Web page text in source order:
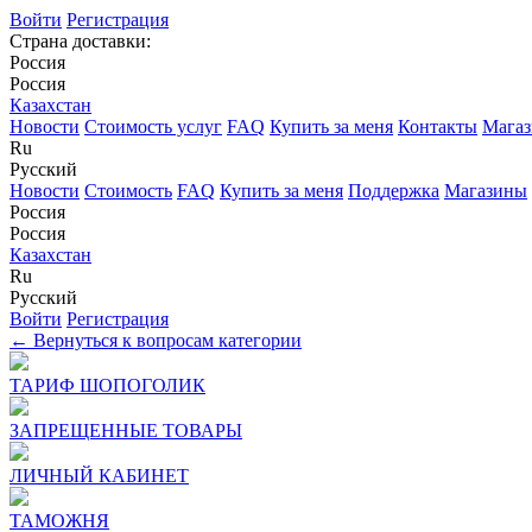
Войти Регистрация
Страна доставки:
Россия
Россия
Казахстан
Новости Стоимость услуг FAQ Купить за меня Контакты
Ru
Русский
Новости Стоимость FAQ Купить за меня Поддержка Магазины
Россия
Россия
Казахстан
Ru
Русский
Войти Регистрация
← Вернуться к вопросам категории
ТАРИФ ШОПОГОЛИК
ЗАПРЕЩЕННЫЕ ТОВАРЫ
ЛИЧНЫЙ КАБИНЕТ
ТАМОЖНЯ